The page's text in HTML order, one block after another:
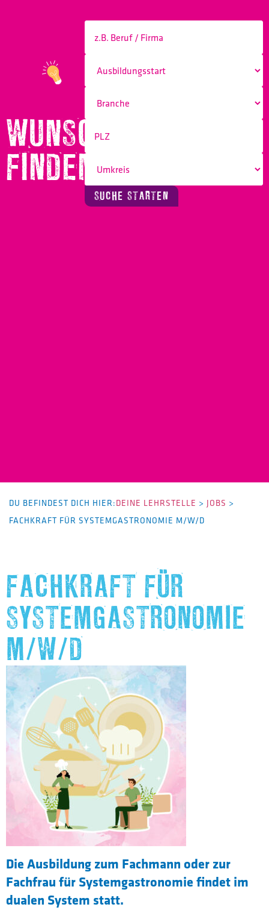
WUNSCHBERUF
FINDEN!
SUCHE STARTEN
DU BEFINDEST DICH HIER:DEINE LEHRSTELLE > JOBS >
FACHKRAFT FÜR SYSTEMGASTRONOMIE M/W/D
FACHKRAFT FÜR
SYSTEMGASTRONOMIE
M/W/D
Die Ausbildung zum Fachmann oder zur
Fachfrau für Systemgastronomie findet im
dualen System statt.